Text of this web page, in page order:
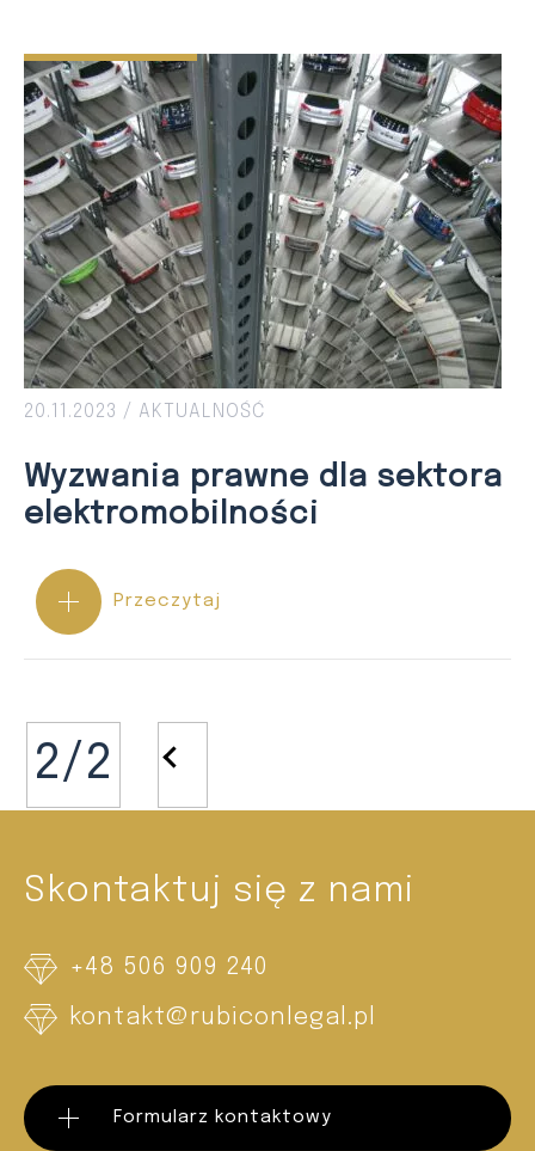
20.11.2023 / AKTUALNOŚĆ
Wyzwania prawne dla sektora
elektromobilności
Przeczytaj
2/2 <
Skontaktuj się z nami
+48 506 909 240
kontakt@rubiconlegal.pl
Formularz kontaktowy